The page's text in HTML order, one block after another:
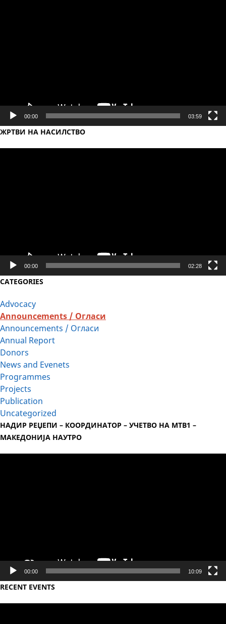
00:00 03:59
ЖРТВИ НА НАСИЛСТВО
00:00 02:28
CATEGORIES
Advocacy
Announcements / Огласи
Announcements / Огласи
Annual Report
Donors
News and Evenets
Programmes
Projects
Publication
Uncategorized
НАДИР РЕЏЕПИ – КООРДИНАТОР – УЧЕТВО НА МТВ1 –
МАКЕДОНИЈА НАУТРО
00:00 10:09
RECENT EVENTS